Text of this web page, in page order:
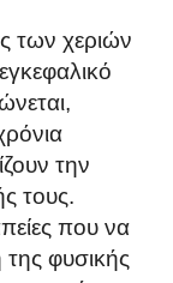
των χεριών
την
τους.
που να
φυσικής